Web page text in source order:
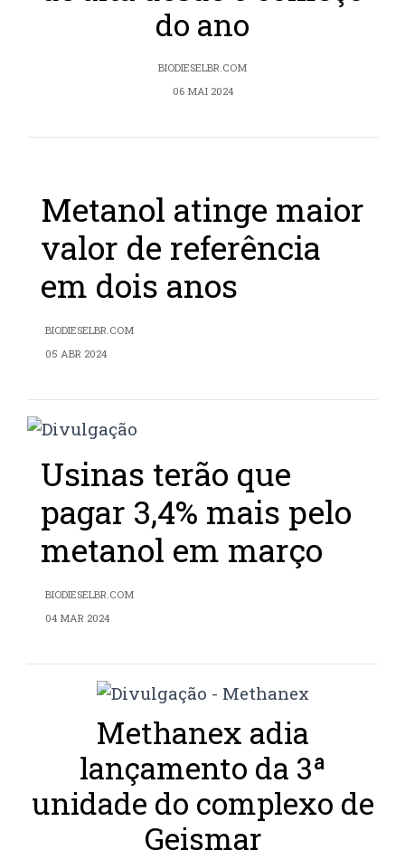
do ano
BIODIESELBR.COM
06 MAI 2024
Metanol atinge maior
valor de referência
em dois anos
BIODIESELBR.COM
05 ABR 2024
Usinas terão que
pagar 3,4% mais pelo
metanol em março
BIODIESELBR.COM
04 MAR 2024
Methanex adia
lançamento da 3ª
unidade do complexo de
Geismar